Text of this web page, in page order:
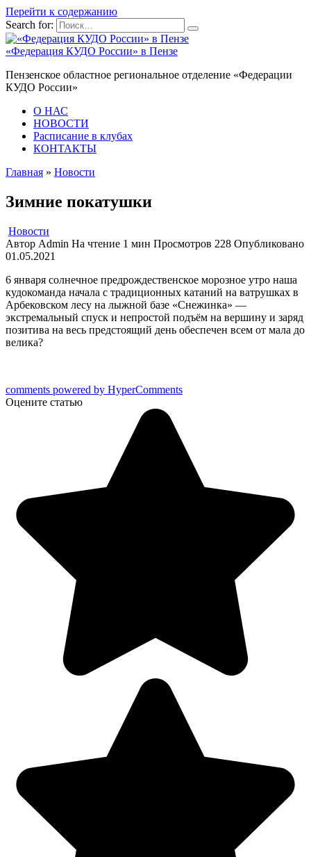
Перейти к содержанию
Search for:
«Федерация КУДО России» в Пензе
Пензенское областное региональное отделение «Федерации
КУДО России»
О НАС
НОВОСТИ
Расписание в клубах
КОНТАКТЫ
Главная » Новости
Зимние покатушки
Новости
Автор Admin На чтение 1 мин Просмотров 228 Опубликовано
01.05.2021
6 января солнечное предрождественское морозное утро наша
кудокоманда начала с традиционных катаний на ватрушках в
Арбековском лесу на лыжной базе «Снежинка» —
экстремальный спуск и непростой подъём на вершину и заряд
позитива на весь предстоящий день обеспечен всем от мала до
велика?
comments powered by HyperComments
Оцените статью